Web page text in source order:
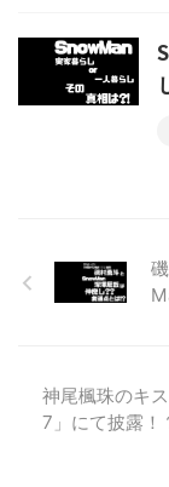
神尾楓珠のキ
7」にて披露！